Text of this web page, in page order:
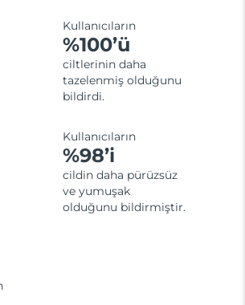
Kullanıcıların
%100’ü
ciltlerinin daha
tazelenmiş olduğunu
bildirdi.
Kullanıcıların
%98’i
cildin daha pürüzsüz
ve yumuşak
olduğunu bildirmiştir.